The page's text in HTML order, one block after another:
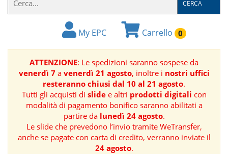
FORMATORE
BOOK
RIVISTE
MANUALISTICA
SOFTWARE
CERCA
My EPC Carrello 0
ATTENZIONE: Le spedizioni saranno sospese da
venerdì 7a venerdì 21 agosto, inoltre i nostri uffici
resteranno chiusi dal 10 al 21 agosto.
Tutti gli acquisti di slidee altri prodotti digitali con
modalità di pagamento bonifico saranno abilitati a
partire da lunedì 24 agosto.
Le slide che prevedono l’invio tramite WeTransfer,
anche se pagate con carta di credito, verranno inviate il
24 agosto.